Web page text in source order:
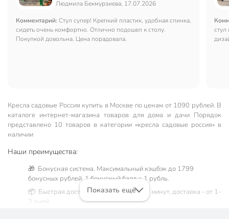
Людмила Бекмурзиева, 17.07.2026
Комментарий: Стул супер! Крепкий пластик, удобная спинка,
сидеть очень комфортно. Отлично подошел к столу.
Покупкой довольна. Цена порадовала.
Кресла садовые Россия купить в Москве по ценам от 1090 рублей. В
каталоге интернет-магазина товаров для дома и дачи Порядок
представлено 10 товаров в категории «кресла садовые россия» в
наличии
Наши преимущества:
🎁 Бонусная система. Максимальный кэшбэк до 1799
бонусных рублей, 1 бонусный балл = 1 рубль.
📦 Быстрая доставка. Самовывоз от 60 минут, доставка - от 1-
2 дней.
Показать ещё